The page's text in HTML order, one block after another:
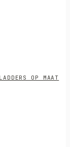
OP MAAT